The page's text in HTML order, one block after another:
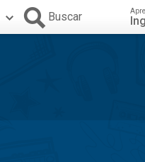
Buscar